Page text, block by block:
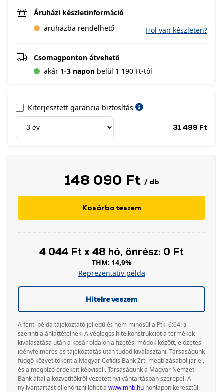
Áruházi készletinformáció
áruházba rendelhető
Hol van készleten?
Csomagponton átvehető
akár 1-3 napon belül 1 190 Ft-tól
Kiterjesztett garancia biztosítás
31 499 Ft
148 090 Ft / db
Kosárba teszem
4 044 Ft x 48 hó, önrész: 0 Ft
THM: 14,9%
Reprezentatív példa
Hitelre veszem
A fenti példa tájékoztató jellegű és nem minősül a Ptk. 6:64. §
szerinti ajánlattételnek. A végleges hitelkonstrukciót a termékek
kiválasztása után a kosár oldalon a fizetési módok között, előzetes
igényfelmérés és tájékoztatás után tudod kiválasztani. Társaságunk
függő közvetítőként a Magyar Cofidis Bank Zrt. megbízásából jár el,
és a megbízó érdekeit képviseli. Társaságunk a Magyar Nemzeti
Bank által a közvetítőkről vezetett nyilvántartásban szerepel. A
nyilvántartást ellenőrizni lehet a www.mnb.hu honlapon keresztül.